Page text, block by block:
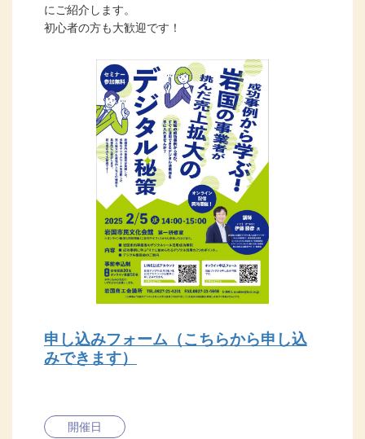
にご紹介します。
初心者の方も大歓迎です！
申し込みフォーム（こちらから申し込
みできます）
開催日